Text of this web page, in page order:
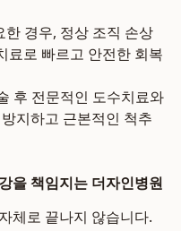
한 경우, 정상 조직 손상
료로 빠르고 안전한 회복
후 전문적인 도수치료와
지하고 근본적인 척추
을 책임지는 더자인병원
체로 끝나지 않습니다.